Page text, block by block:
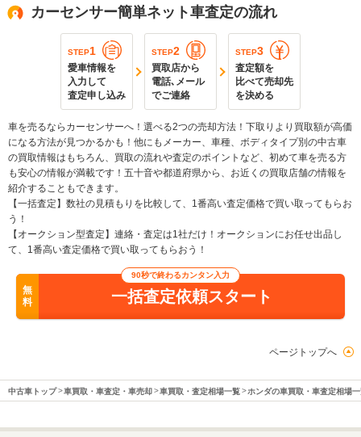
カーセンサー簡単ネット車査定の流れ
STEP1
愛車情報を
入力して
査定申し込み
STEP2
買取店から
電話､メール
でご連絡
STEP3
査定額を
比べて売却先
を決める
車を売るならカーセンサーへ！選べる2つの売却方法！下取りより買取額が高価
になる方法が見つかるかも！他にもメーカー、車種、ボディタイプ別の中古車
の買取情報はもちろん、買取の流れや査定のポイントなど、初めて車を売る方
も安心の情報が満載です！五十音や都道府県から、お近くの買取店舗の情報を
紹介することもできます。
【一括査定】数社の見積もりを比較して、1番高い査定価格で買い取ってもらお
う！
【オークション型査定】連絡・査定は1社だけ！オークションにお任せ出品し
て、1番高い査定価格で買い取ってもらおう！
無
料
90秒で終わるカンタン入力
一括査定依頼スタート
ページトップへ
中古車トップ 車買取・車査定・車売却 車買取・査定相場一覧 ホンダの車買取・車査定相場